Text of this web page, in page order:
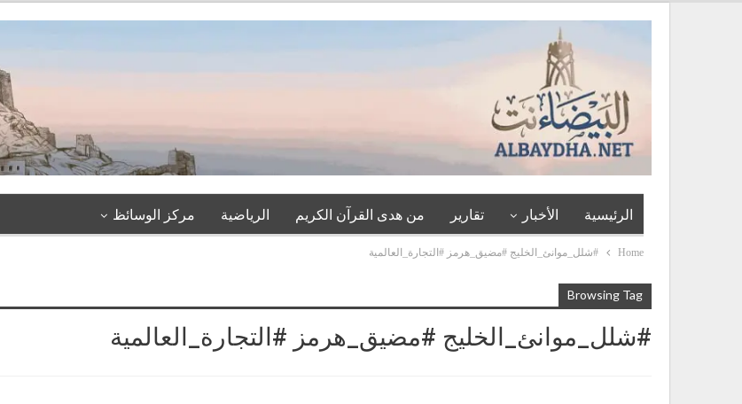
الرئيسية الأخبار تقارير من هدى القرآن الكريم الرياضية مركز الوسائظ
Home #شلل_موانئ_الخليج #مضيق_هرمز #التجارة_العالمية
Browsing Tag
#شلل_موانئ_الخليج #مضيق_هرمز #التجارة_العالمية